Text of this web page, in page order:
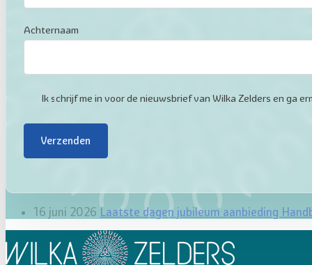
Achternaam
Ik schrijf me in voor de nieuwsbrief van Wilka Zelders en ga
Verzenden
16 juni 2026 Laatste dagen jubileum aanbieding